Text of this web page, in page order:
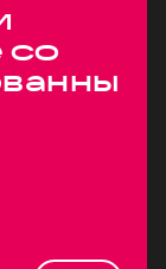
со